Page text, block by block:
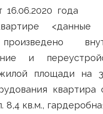
от 16.06.2020
<данные
и
площади на
квартира
8,4 кв.м.,